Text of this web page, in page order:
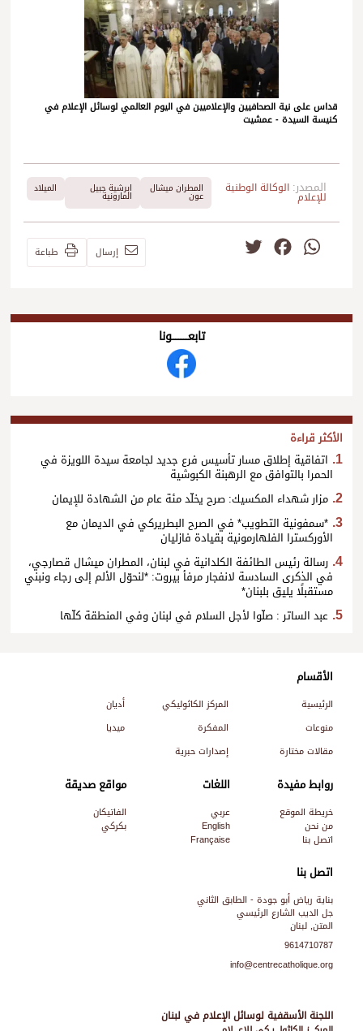
قداس على نية الصحافيين والإعلاميين في اليوم العالمي لوسائل الإعلام في
كنيسة السيدة - عمشيت
المصدر: الوكالة الوطنية
للإعلام
المطران ميشال
عون
ابرشية جبيل
المارونية
الميلاد
WhatsApp
Facebook إرسال طباعة
تابعــــــــــونا
الأكثر قراءة
اتفاقية إطلاق مسار تأسيس فرع جديد لجامعة سيدة اللويزة في
الحمرا بالتوافق مع الرهبنة الكبوشية
مزار شهداء المكسيك: صرح يخلّد مئة عام من الشهادة للإيمان
*سمفونية التطويب* في الصرح البطريركي في الديمان مع
الأوركسترا الفلهارمونية بقيادة فازليان
رسالة رئيس الطائفة الكلدانية في لبنان، المطران ميشال قصارجي،
في الذكرى السادسة لانفجار مرفأ بيروت: *لنحوّل الألم إلى رجاء ونبني
مستقبلًا يليق بلبنان*
عبد الساتر : صلّوا لأجل السلام في لبنان وفي المنطقة كلّها
اللجنة الأسقفية لوسائل الإعلام في لبنان
اتصل بنا
بناية رياض أبو جودة - الطابق الثاني
جل الديب الشارع الرئيسي
المتن, لبنان
9614710787
info@centrecatholique.org
الأقسام
الرئيسية المركز الكاثوليكي
أديان
منوعات
المفكرة
ميديا
مقالات مختارة
إصدارات حبرية
روابط مفيدة
خريطة الموقع
من نحن
اتصل بنا
اللغات
عربي
English
Française
مواقع صديقة
الفاتيكان
بكركي